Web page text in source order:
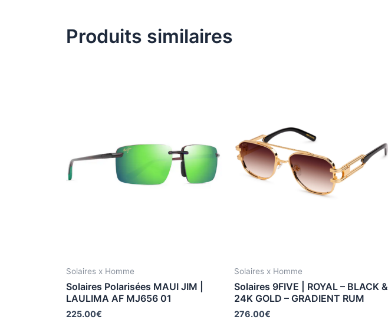
Produits similaires
Solaires x Homme
Solaires Polarisées MAUI JIM |
LAULIMA AF MJ656 01
225.00€
Solaires x Homme
Solaires 9FIVE | ROYAL – BLACK &
24K GOLD – GRADIENT RUM
276.00€